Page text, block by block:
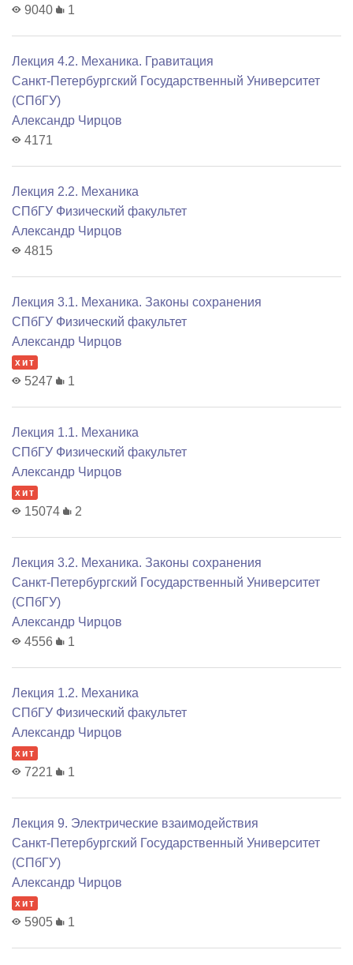
9040 1
Лекция 4.2. Механика. Гравитация
Санкт-Петербургский Государственный Университет
(СПбГУ)
Александр Чирцов
4171
Лекция 2.2. Механика
СПбГУ Физический факультет
Александр Чирцов
4815
Лекция 3.1. Механика. Законы сохранения
СПбГУ Физический факультет
Александр Чирцов
хит
5247 1
Лекция 1.1. Механика
СПбГУ Физический факультет
Александр Чирцов
хит
15074 2
Лекция 3.2. Механика. Законы сохранения
Санкт-Петербургский Государственный Университет
(СПбГУ)
Александр Чирцов
4556
1
Лекция 1.2. Механика
СПбГУ Физический факультет
Александр Чирцов
хит
7221 1
Лекция 9. Электрические взаимодействия
Санкт-Петербургский Государственный Университет
(СПбГУ)
Александр Чирцов
хит
5905 1